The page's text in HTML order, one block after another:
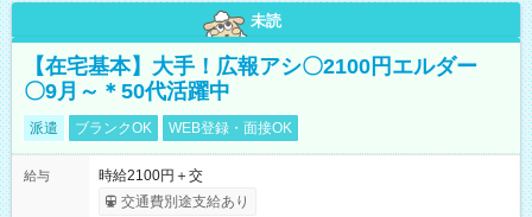
未読
【在宅基本】大手！広報アシ〇2100円エルダー
〇9月～＊50代活躍中
派遣 ブランクOK WEB登録・面接OK
給与
時給2100円＋交
交通費別途支給あり